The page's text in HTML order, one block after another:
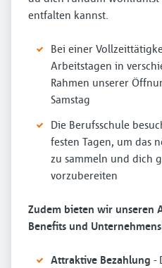
entfalten kannst.
Bei einer
Arbeitstagen in
Rahmen unserer
Samstag
Die Berufsschule
festen Tagen, um das
zu sammeln und dich
vorzubereiten
Zudem bieten wir unseren
Benefits und
Attraktive Bezahlung -